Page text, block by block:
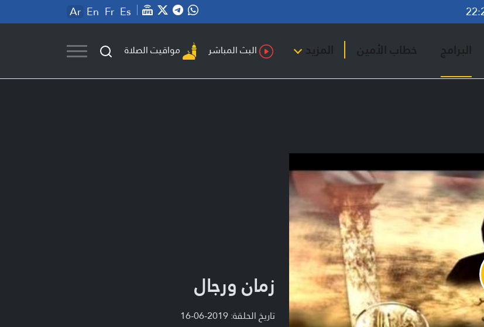
Ar En Fr Es
البرامج خطاب الأمين المزيد البث المباشر مواقيت الصلاة
زمان ورجال
تاريخ الحلقة: 2019-06-16